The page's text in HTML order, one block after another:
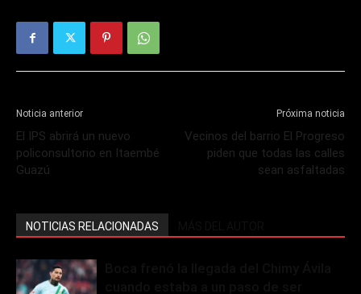
Noticia anterior
El IPS abrirá un nuevo
policonsultorio en Itaembé
Guazú
Próxima noticia
Vecinos del barrio El Progreso
piden que todas las calles
sean asfaltadas
NOTICIAS RELACIONADAS